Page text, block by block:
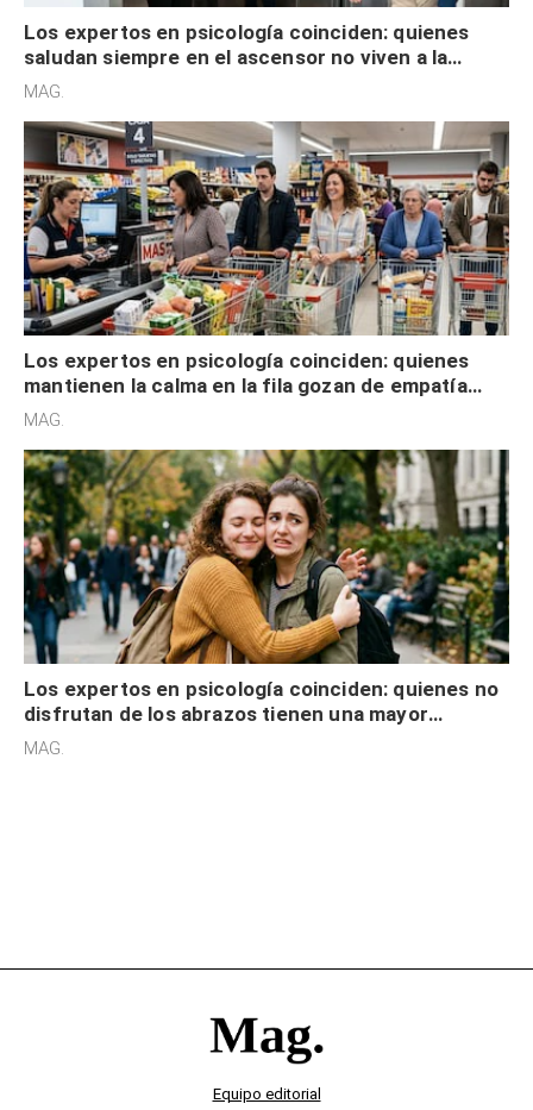
Los expertos en psicología coinciden: quienes
saludan siempre en el ascensor no viven a la
defensiva y tienen apertura social
MAG.
Los expertos en psicología coinciden: quienes
mantienen la calma en la fila gozan de empatía
cognitiva, gratitud y no solo tienen autocontrol
MAG.
Los expertos en psicología coinciden: quienes no
disfrutan de los abrazos tienen una mayor
sensibilidad a los estímulos físicos y no es por
MAG.
Equipo editorial